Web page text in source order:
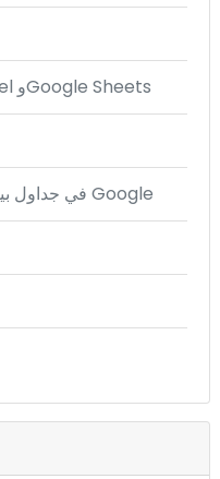
دمج بيانات BuiltWith مع Excel وGoogle Sheets
استخدام IMPORTDATA في جداول بيانات Google